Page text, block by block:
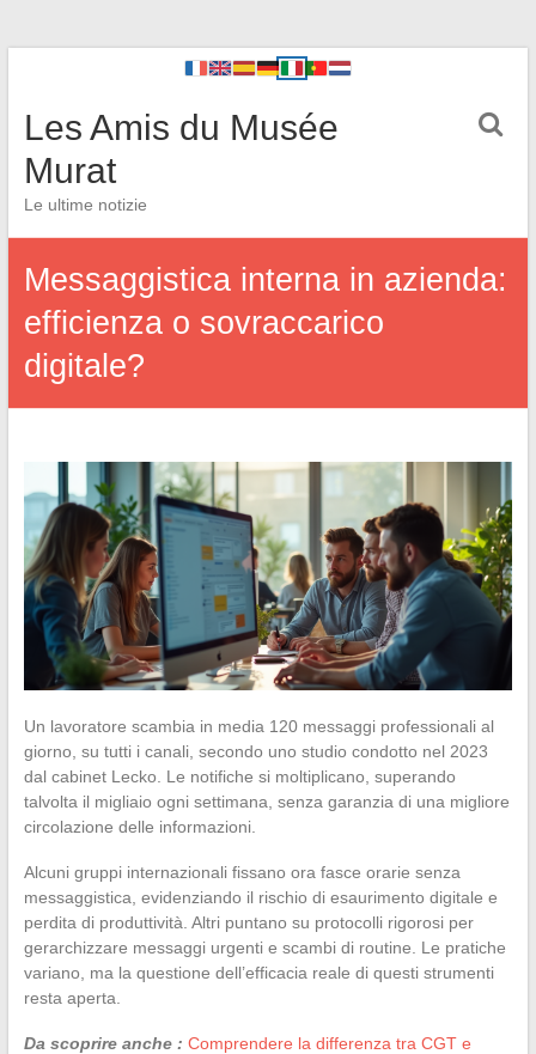
Les Amis du Musée
Murat
Le ultime notizie
Messaggistica interna in azienda:
efficienza o sovraccarico
digitale?
Un lavoratore scambia in media 120 messaggi professionali al
giorno, su tutti i canali, secondo uno studio condotto nel 2023
dal cabinet Lecko. Le notifiche si moltiplicano, superando
talvolta il migliaio ogni settimana, senza garanzia di una migliore
circolazione delle informazioni.
Alcuni gruppi internazionali fissano ora fasce orarie senza
messaggistica, evidenziando il rischio di esaurimento digitale e
perdita di produttività. Altri puntano su protocolli rigorosi per
gerarchizzare messaggi urgenti e scambi di routine. Le pratiche
variano, ma la questione dell’efficacia reale di questi strumenti
resta aperta.
Da scoprire anche : Comprendere la differenza tra CGT e